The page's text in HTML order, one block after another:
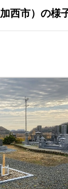
西市）の様